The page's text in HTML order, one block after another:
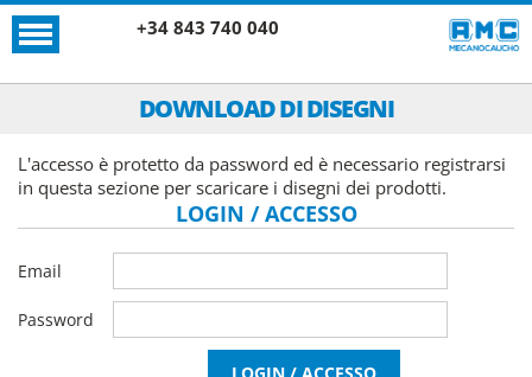
+34 843 740 040
DOWNLOAD DI DISEGNI
L'accesso è protetto da password ed è necessario registrarsi
in questa sezione per scaricare i disegni dei prodotti.
LOGIN / ACCESSO
Email
Password